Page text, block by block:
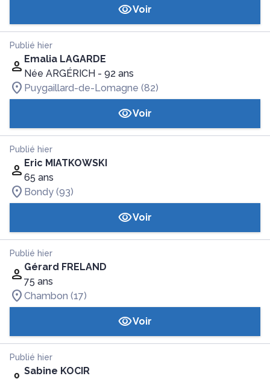
Voir
Publié hier
Emalia LAGARDE
Née ARGÉRICH - 92 ans
Puygaillard-de-Lomagne (82)
Voir
Publié hier
Eric MIATKOWSKI
65 ans
Bondy (93)
Voir
Publié hier
Gérard FRELAND
75 ans
Chambon (17)
Voir
Publié hier
Sabine KOCIR